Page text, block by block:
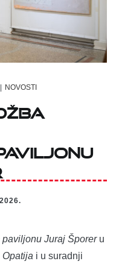
| NOVOSTI
paviljonu Juraj Šporeru
i u suradnji